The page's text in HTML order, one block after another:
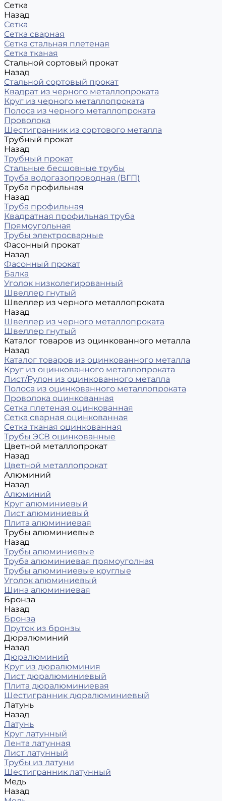
Сетка
Назад
Сетка
Сетка сварная
Сетка стальная плетеная
Сетка тканая
Стальной сортовый прокат
Назад
Стальной сортовый прокат
Квадрат из черного металлопроката
Круг из черного металлопроката
Полоса из черного металлопроката
Проволока
Шестигранник из сортового металла
Трубный прокат
Назад
Трубный прокат
Стальные бесшовные трубы
Труба водогазопроводная (ВГП)
Труба профильная
Назад
Труба профильная
Квадратная профильная труба
Прямоугольная
Трубы электросварные
Фасонный прокат
Назад
Фасонный прокат
Балка
Уголок низколегированный
Швеллер гнутый
Швеллер из черного металлопроката
Назад
Швеллер из черного металлопроката
Швеллер гнутый
Каталог товаров из оцинкованного металла
Назад
Каталог товаров из оцинкованного металла
Круг из оцинкованного металлопроката
Лист/Рулон из оцинкованного металла
Полоса из оцинкованного металлопроката
Проволока оцинкованная
Сетка плетеная оцинкованная
Сетка сварная оцинкованная
Сетка тканая оцинкованная
Трубы ЭСВ оцинкованные
Цветной металлопрокат
Назад
Цветной металлопрокат
Алюминий
Назад
Алюминий
Круг алюминиевый
Лист алюминиевый
Плита алюминиевая
Трубы алюминиевые
Назад
Трубы алюминиевые
Труба алюминиевая прямоуголная
Трубы алюминиевые круглые
Уголок алюминиевый
Шина алюминиевая
Бронза
Назад
Бронза
Пруток из бронзы
Дюралюминий
Назад
Дюралюминий
Круг из дюралюминия
Лист дюралюминиевый
Плита дюралюминиевая
Шестигранник дюралюминиевый
Латунь
Назад
Латунь
Круг латунный
Лента латунная
Лист латунный
Трубы из латуни
Шестигранник латунный
Медь
Назад